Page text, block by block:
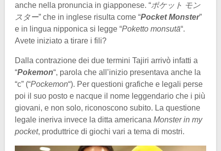
anche nella pronuncia in giapponese. “ポケット モン
スター” che in inglese risulta come “Pocket Monster”
e in lingua nipponica si legge “Poketto monsutā“.
Avete iniziato a tirare i fili?
Dalla contrazione dei due termini Tajiri arrivò infatti a
“Pokemon“, parola che all’inizio presentava anche la
“c” (“Pockemon“). Per questioni grafiche e legali perse
poi il suo posto e nacque il nome leggendario che i più
giovani, e non solo, riconoscono subito. La questione
legale ineriva invece la ditta americana Monster in my
pocket, produttrice di giochi vari a tema di mostri.